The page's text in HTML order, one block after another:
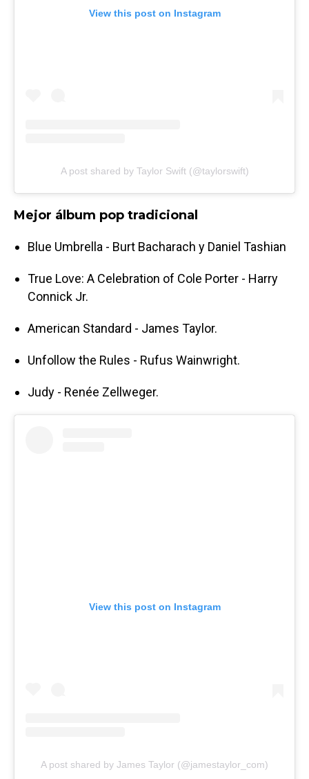
View this post on Instagram
A post shared by Taylor Swift (@taylorswift)
Mejor álbum pop tradicional
Blue Umbrella - Burt Bacharach y Daniel Tashian
True Love: A Celebration of Cole Porter - Harry
Connick Jr.
American Standard - James Taylor.
Unfollow the Rules - Rufus Wainwright.
Judy - Renée Zellweger.
View this post on Instagram
A post shared by James Taylor (@jamestaylor_com)